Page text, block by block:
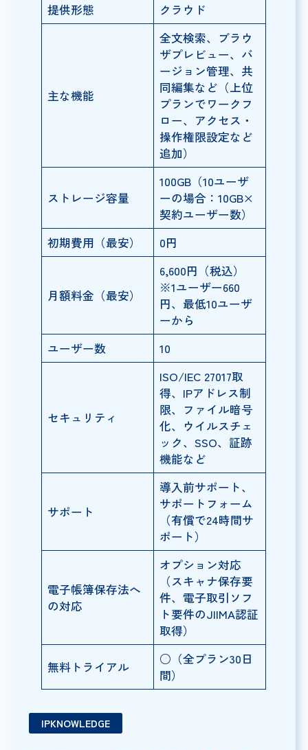
提供形態
クラウド
主な機能
全文検索、ブラウ
ザプレビュー、バ
ージョン管理、共
同編集など（上位
プランでワークフ
ロー、アクセス・
操作権限設定など
追加）
ストレージ容量
100GB（10ユーザ
ーの場合：10GB×
契約ユーザー数）
初期費用（最安）
0円
月額料金（最安）
6,600円（税込）
※1ユーザー660
円、最低10ユーザ
ーから
ユーザー数
10
セキュリティ
ISO/IEC 27017取
得、IPアドレス制
限、ファイル暗号
化、ウイルスチェ
ック、SSO、証跡
機能など
サポート
導入前サポート、
サポートフォーム
（有償で24時間サ
ポート）
電子帳簿保存法へ
の対応
オプション対応
（スキャナ保存要
件、電子取引ソフ
ト要件のJIIMA認証
取得）
無料トライアル
○（全プラン30日
間）
IPKNOWLEDGE